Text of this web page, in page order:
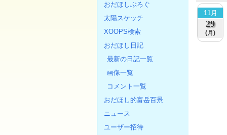
11月
29
(月)
おだほしぶろぐ
太陽スケッチ
XOOPS検索
おだほし日記
最新の日記一覧
画像一覧
コメント一覧
おだほし的富岳百景
ニュース
ユーザー招待